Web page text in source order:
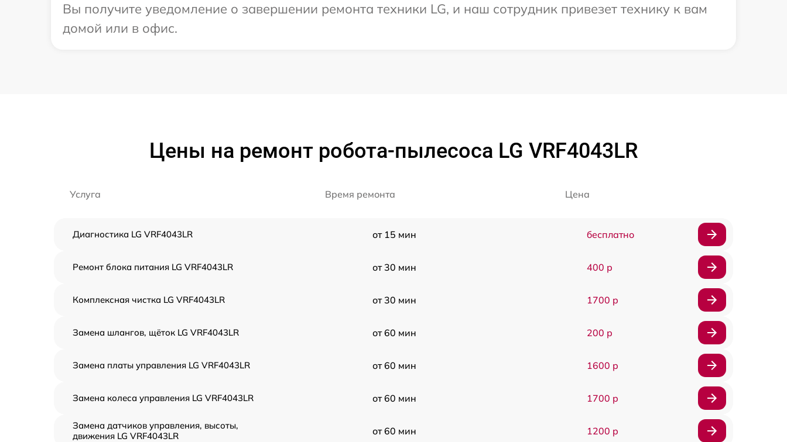
Вы получите уведомление о завершении ремонта техники LG, и наш сотрудник привезет технику к вам
домой или в офис.
Цены на ремонт робота-пылесоса LG VRF4043LR
Услуга Время ремонта Цена
Диагностика LG VRF4043LR от 15 мин бесплатно
Ремонт блока питания LG VRF4043LR от 30 мин 400 р
Комплексная чистка LG VRF4043LR от 30 мин 1700 р
Замена шлангов, щёток LG VRF4043LR от 60 мин 200 р
Замена платы управления LG VRF4043LR от 60 мин 1600 р
Замена колеса управления LG VRF4043LR от 60 мин 1700 р
Замена датчиков управления, высоты,
движения LG VRF4043LR
от 60 мин 1200 р